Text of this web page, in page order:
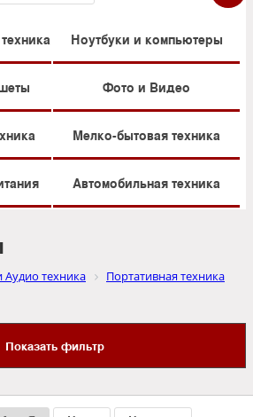
Ноутбуки и компьютеры
Фото и Видео
Мелко-бытовая техника
Автомобильная техника
Аудио техника
Портативная техника
Показать фильтр